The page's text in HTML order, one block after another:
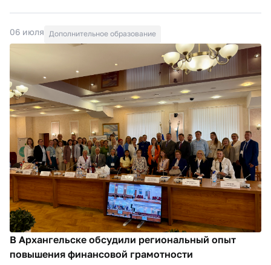
06 июля Дополнительное образование
В Архангельске обсудили региональный опыт
повышения финансовой грамотности